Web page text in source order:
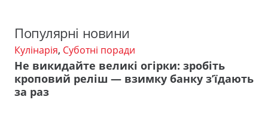
Популярні новини
Кулінарія, Суботні поради
Не викидайте великі огірки: зробіть
кроповий реліш — взимку банку з’їдають
за раз